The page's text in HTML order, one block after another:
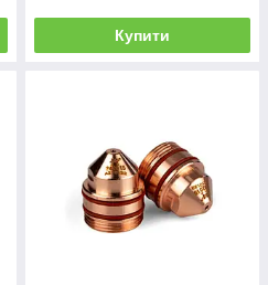
Купити